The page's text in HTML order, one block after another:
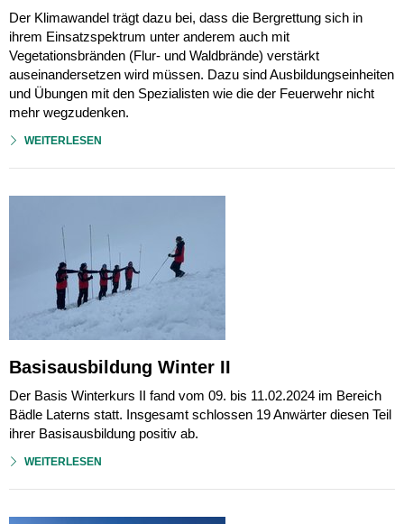
Der Klimawandel trägt dazu bei, dass die Bergrettung sich in
ihrem Einsatzspektrum unter anderem auch mit
Vegetationsbränden (Flur- und Waldbrände) verstärkt
auseinandersetzen wird müssen. Dazu sind Ausbildungseinheiten
und Übungen mit den Spezialisten wie die der Feuerwehr nicht
mehr wegzudenken.
WEITERLESEN
Basisausbildung Winter II
Der Basis Winterkurs II fand vom 09. bis 11.02.2024 im Bereich
Bädle Laterns statt. Insgesamt schlossen 19 Anwärter diesen Teil
ihrer Basisausbildung positiv ab.
WEITERLESEN